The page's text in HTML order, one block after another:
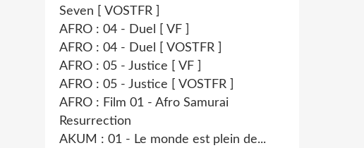
Seven [ VOSTFR ]
AFRO : 04 - Duel [ VF ]
AFRO : 04 - Duel [ VOSTFR ]
AFRO : 05 - Justice [ VF ]
AFRO : 05 - Justice [ VOSTFR ]
AFRO : Film 01 - Afro Samurai
Resurrection
AKUM : 01 - Le monde est plein de...